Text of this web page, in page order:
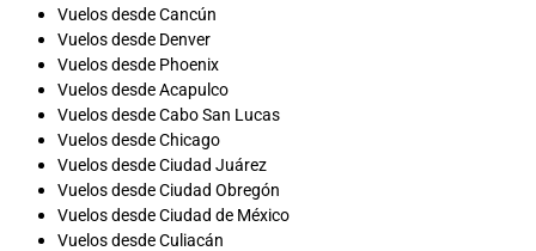
Vuelos desde Cancún
Vuelos desde Denver
Vuelos desde Phoenix
Vuelos desde Acapulco
Vuelos desde Cabo San Lucas
Vuelos desde Chicago
Vuelos desde Ciudad Juárez
Vuelos desde Ciudad Obregón
Vuelos desde Ciudad de México
Vuelos desde Culiacán